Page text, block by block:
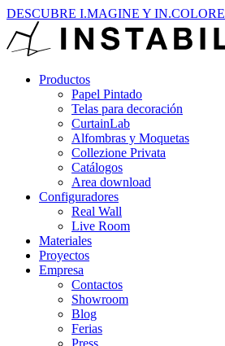
DESCUBRE I.MAGINE Y IN.COLORE
Productos
Papel Pintado
Telas para decoración
CurtainLab
Alfombras y Moquetas
Collezione Privata
Catálogos
Area download
Configuradores
Real Wall
Live Room
Materiales
Proyectos
Empresa
Contactos
Showroom
Blog
Ferias
Press